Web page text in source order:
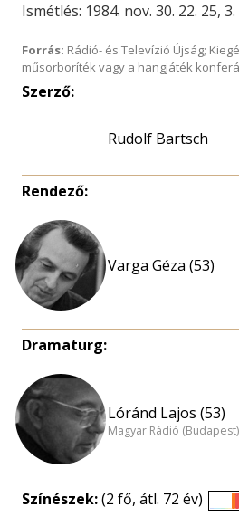
Ismétlés: 1984. nov. 30. 22. 25,
Forrás: Rádió- és Televízió Újság;
műsorboríték vagy a hangjáték
Szerző:
Rudolf Bartsch
Rendező:
Varga Géza (53)
Dramaturg:
Lóránd Lajos (53)
Magyar Rádió (Budapest)
Színészek:(2 fő, átl. 72 év)